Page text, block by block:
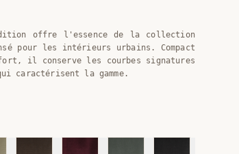
Edition offre l'essence de la collection
pour les intérieurs urbains. Compact
il conserve les courbes signatures
caractérisent la gamme.